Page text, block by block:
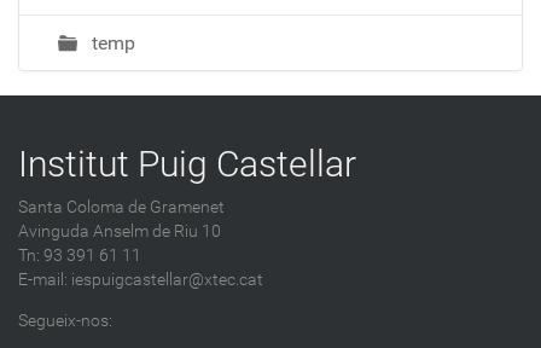
temp
Institut Puig Castellar
Santa Coloma de Gramenet
Avinguda Anselm de Riu 10
Tn: 93 391 61 11
E-mail: iespuigcastellar@xtec.cat
Segueix-nos: